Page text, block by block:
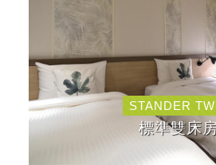
STANDER
標準雙床